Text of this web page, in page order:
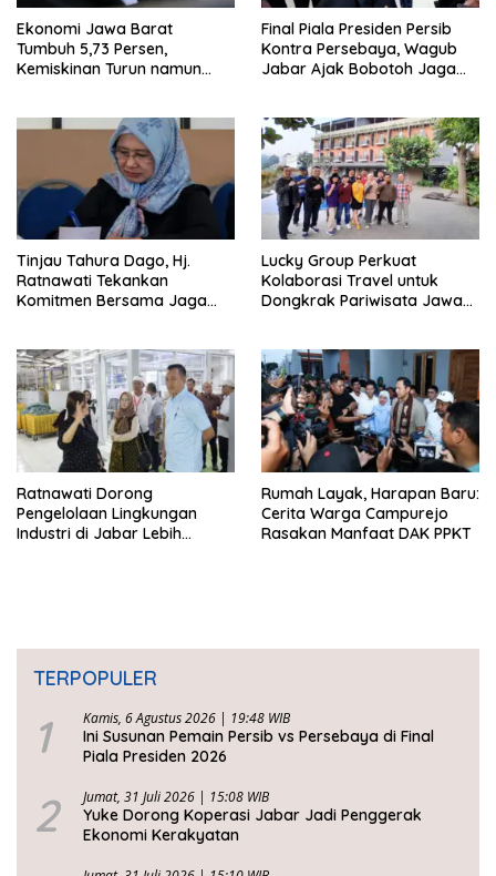
Ekonomi Jawa Barat
Tumbuh 5,73 Persen,
Kemiskinan Turun namun
Final Piala Presiden Persib
Kontra Persebaya, Wagub
Jabar Ajak Bobotoh Jaga
Tinjau Tahura Dago, Hj.
Ratnawati Tekankan
Komitmen Bersama Jaga
Lucky Group Perkuat
Kolaborasi Travel untuk
Dongkrak Pariwisata Jawa
Ratnawati Dorong
Pengelolaan Lingkungan
Industri di Jabar Lebih
Rumah Layak, Harapan Baru:
Cerita Warga Campurejo
Rasakan Manfaat DAK PPKT
TERPOPULER
1 Kamis, 6 Agustus 2026 | 19:48 WIB
Ini Susunan Pemain Persib vs Persebaya di Final
Piala Presiden 2026
2 Jumat, 31 Juli 2026 | 15:08 WIB
Yuke Dorong Koperasi Jabar Jadi Penggerak
Ekonomi Kerakyatan